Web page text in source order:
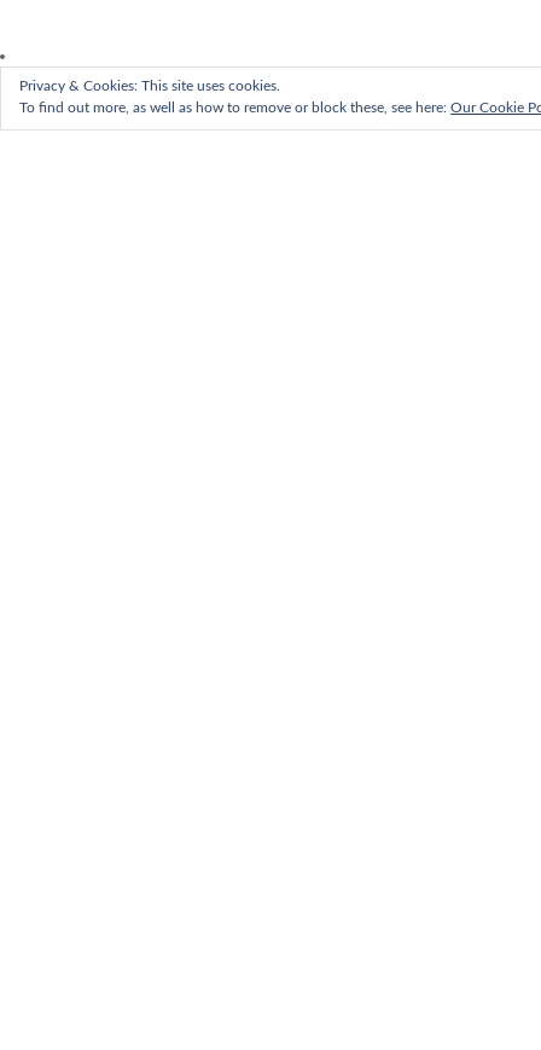
Privacy & Cookies: This site uses cookies.
To find out more, as well as how to remove or block these, see here: Our Cookie